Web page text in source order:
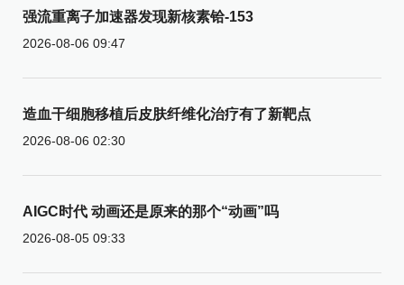
强流重离子加速器发现新核素铪-153
2026-08-06 09:47
造血干细胞移植后皮肤纤维化治疗有了新靶点
2026-08-06 02:30
AIGC时代 动画还是原来的那个“动画”吗
2026-08-05 09:33